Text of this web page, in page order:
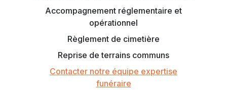
Accompagnement réglementaire et
opérationnel
Règlement de cimetière
Reprise de terrains communs
Contacter notre équipe expertise
funéraire